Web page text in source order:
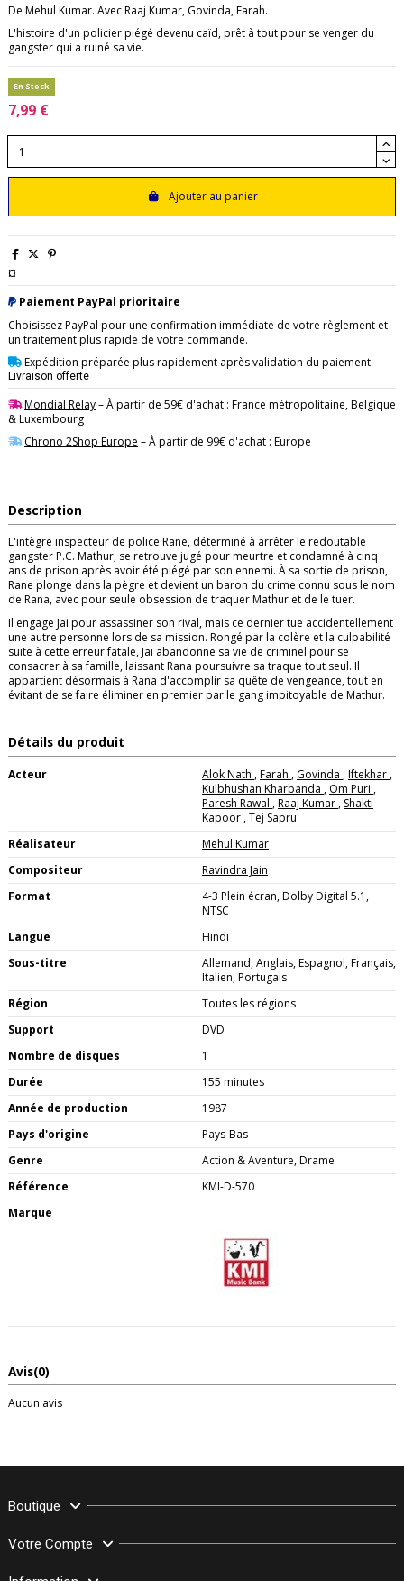
De Mehul Kumar. Avec Raaj Kumar, Govinda, Farah.
L'histoire d'un policier piégé devenu caïd, prêt à tout pour se venger du
gangster qui a ruiné sa vie.
En Stock
7,99 €
Ajouter au panier
¤
Paiement PayPal prioritaire
Choisissez PayPal pour une confirmation immédiate de votre règlement et
un traitement plus rapide de votre commande.
Expédition préparée plus rapidement après validation du paiement.
Livraison offerte
Mondial Relay– À partir de 59€ d'achat : France métropolitaine, Belgique
& Luxembourg
Chrono 2Shop Europe – À partir de 99€ d'achat : Europe
Description
L'intègre inspecteur de police Rane, déterminé à arrêter le redoutable
gangster P.C. Mathur, se retrouve jugé pour meurtre et condamné à cinq
ans de prison après avoir été piégé par son ennemi. À sa sortie de prison,
Rane plonge dans la pègre et devient un baron du crime connu sous le nom
de Rana, avec pour seule obsession de traquer Mathur et de le tuer.
Il engage Jai pour assassiner son rival, mais ce dernier tue accidentellement
une autre personne lors de sa mission. Rongé par la colère et la culpabilité
suite à cette erreur fatale, Jai abandonne sa vie de criminel pour se
consacrer à sa famille, laissant Rana poursuivre sa traque tout seul. Il
appartient désormais à Rana d'accomplir sa quête de vengeance, tout en
évitant de se faire éliminer en premier par le gang impitoyable de Mathur.
Détails du produit
Acteur Alok Nath ,Farah , Govinda ,Iftekhar ,
Kulbhushan Kharbanda , Om Puri ,
Paresh Rawal ,Raaj Kumar , Shakti
Kapoor ,Tej Sapru
Réalisateur
Mehul Kumar
Compositeur
Ravindra Jain
Format
4-3 Plein écran, Dolby Digital 5.1,
NTSC
Langue
Hindi
Sous-titre
Allemand, Anglais, Espagnol, Français,
Italien, Portugais
Région
Toutes les régions
Support
DVD
Nombre de disques
1
Durée
155 minutes
Année de production
1987
Pays d'origine
Pays-Bas
Genre
Action & Aventure, Drame
Référence
KMI-D-570
Marque
Avis(0)
Aucun avis
Boutique
Votre Compte